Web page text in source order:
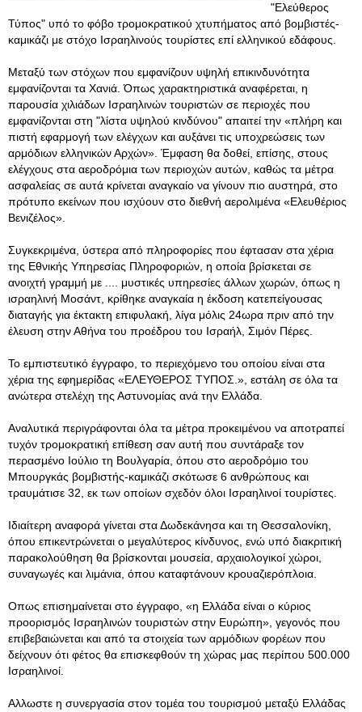
"Ελεύθερος
Τύπος" υπό το φόβο τρομοκρατικού χτυπήματος από βομβιστές-
καμικάζι με στόχο Ισραηλινούς τουρίστες επί ελληνικού εδάφους.
Μεταξύ των στόχων που εμφανίζουν υψηλή επικινδυνότητα
εμφανίζονται τα Χανιά. Όπως χαρακτηριστικά αναφέρεται, η
παρουσία χιλιάδων Ισραηλινών τουριστών σε περιοχές που
εμφανίζονται στη "λίστα υψηλού κινδύνου" απαιτεί την «πλήρη και
πιστή εφαρμογή των ελέγχων και αυξάνει τις υποχρεώσεις των
αρμόδιων ελληνικών Αρχών». Έμφαση θα δοθεί, επίσης, στους
ελέγχους στα αεροδρόμια των περιοχών αυτών, καθώς τα μέτρα
ασφαλείας σε αυτά κρίνεται αναγκαίο να γίνουν πιο αυστηρά, στο
πρότυπο εκείνων που ισχύουν στο διεθνή αερολιμένα «Ελευθέριος
Βενιζέλος».
Συγκεκριμένα, ύστερα από πληροφορίες που έφτασαν στα χέρια
της Εθνικής Υπηρεσίας Πληροφοριών, η οποία βρίσκεται σε
ανοιχτή γραμμή με .... μυστικές υπηρεσίες άλλων χωρών, όπως η
ισραηλινή Μοσάντ, κρίθηκε αναγκαία η έκδοση κατεπείγουσας
διαταγής για έκτακτη επιφυλακή, λίγα μόλις 24ωρα πριν από την
έλευση στην Αθήνα του προέδρου του Ισραήλ, Σιμόν Πέρες.
Το εμπιστευτικό έγγραφο, το περιεχόμενο του οποίου είναι στα
χέρια της εφημερίδας «ΕΛΕΥΘΕΡΟΣ ΤΥΠΟΣ.», εστάλη σε όλα τα
ανώτερα στελέχη της Αστυνομίας ανά την Ελλάδα.
Αναλυτικά περιγράφονται όλα τα μέτρα προκειμένου να αποτραπεί
τυχόν τρομοκρατική επίθεση σαν αυτή που συντάραξε τον
περασμένο Ιούλιο τη Βουλγαρία, όπου στο αεροδρόμιο του
Μπουργκάς βομβιστής-καμικάζι σκότωσε 6 ανθρώπους και
τραυμάτισε 32, εκ των οποίων σχεδόν όλοι Ισραηλινοί τουρίστες.
Ιδιαίτερη αναφορά γίνεται στα Δωδεκάνησα και τη Θεσσαλονίκη,
όπου επικεντρώνεται ο μεγαλύτερος κίνδυνος, ενώ υπό διακριτική
παρακολούθηση θα βρίσκονται μουσεία, αρχαιολογικοί χώροι,
συναγωγές και λιμάνια, όπου καταφτάνουν κρουαζιερόπλοια.
Οπως επισημαίνεται στο έγγραφο, «η Ελλάδα είναι ο κύριος
προορισμός Ισραηλινών τουριστών στην Ευρώπη», γεγονός που
επιβεβαιώνεται και από τα στοιχεία των αρμόδιων φορέων που
δείχνουν ότι φέτος θα επισκεφθούν τη χώρας μας περίπου 500.000
Ισραηλινοί.
Αλλωστε η συνεργασία στον τομέα του τουρισμού μεταξύ Ελλάδας